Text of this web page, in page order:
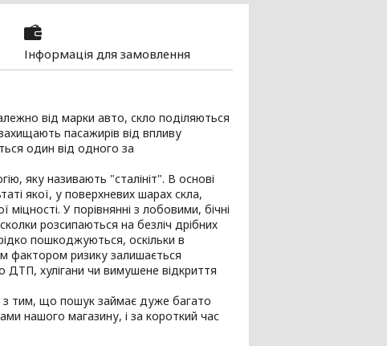
Інформація для замовлення
від марки авто, скло поділяються
пасажирів від впливу
один від одного за
яку називають "сталініт". В основі
якої, у поверхневих шарах скла,
У порівнянні з лобовими, бічні
розсипаються на безліч дрібних
пошкоджуються, оскільки в
фактором ризику залишається
ДТП, хулігани чи вимушене відкриття
з тим, що пошук займає дуже багато
нашого магазину, і за короткий час